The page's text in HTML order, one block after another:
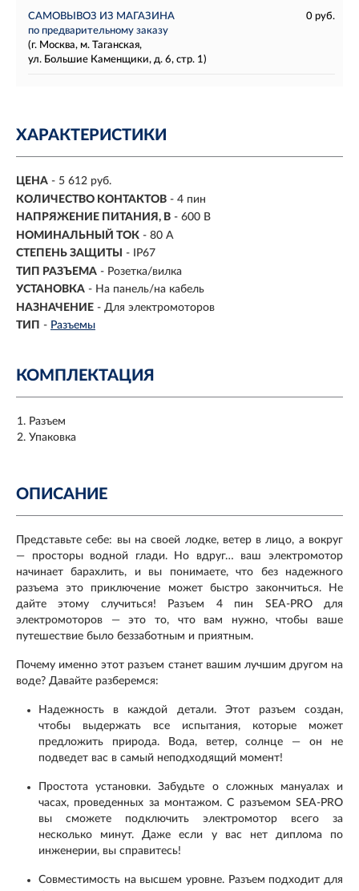
САМОВЫВОЗ ИЗ МАГАЗИНА
0 руб.
по предварительному заказу
(г. Москва, м. Таганская,
ул. Большие Каменщики, д. 6, стр. 1)
ХАРАКТЕРИСТИКИ
ЦЕНА - 5 612 руб.
КОЛИЧЕСТВО КОНТАКТОВ - 4 пин
НАПРЯЖЕНИЕ ПИТАНИЯ, В - 600 В
НОМИНАЛЬНЫЙ ТОК - 80 А
СТЕПЕНЬ ЗАЩИТЫ
- IP67
ТИП РАЗЪЕМА - Розетка/вилка
УСТАНОВКА - На панель/на кабель
НАЗНАЧЕНИЕ - Для электромоторов
ТИП - Разъемы
КОМПЛЕКТАЦИЯ
Разъем
Упаковка
ОПИСАНИЕ
Представьте себе: вы на своей лодке, ветер в лицо, а вокруг
— просторы водной глади. Но вдруг… ваш электромотор
начинает барахлить, и вы понимаете, что без надежного
разъема это приключение может быстро закончиться. Не
дайте этому случиться! Разъем 4 пин SEA-PRO для
электромоторов — это то, что вам нужно, чтобы ваше
путешествие было беззаботным и приятным.
Почему именно этот разъем станет вашим лучшим другом на
воде? Давайте разберемся:
Надежность в каждой детали. Этот разъем создан,
чтобы выдержать все испытания, которые может
предложить природа. Вода, ветер, солнце — он не
подведет вас в самый неподходящий момент!
Простота установки. Забудьте о сложных мануалах и
часах, проведенных за монтажом. С разъемом SEA-PRO
вы сможете подключить электромотор всего за
несколько минут. Даже если у вас нет диплома по
инженерии, вы справитесь!
Совместимость на высшем уровне. Разъем подходит для